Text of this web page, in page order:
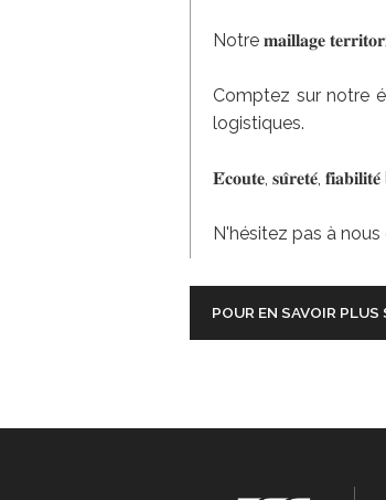
Notre 𝐦𝐚𝐢𝐥𝐥𝐚𝐠𝐞
Comptez sur notre
logistiques.
𝐄́𝐜𝐨𝐮𝐭𝐞, 𝐬𝐮̂𝐫𝐞𝐭𝐞́,
N'hésitez pas à
POUR EN SAVOIR PLUS